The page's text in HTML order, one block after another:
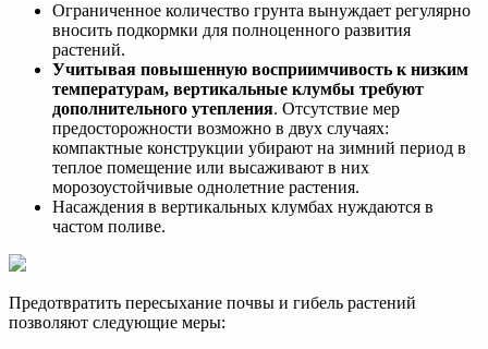
Ограниченное количество грунта вынуждает регулярно
вносить подкормки для полноценного развития
растений.
Учитывая повышенную восприимчивость к низким
температурам, вертикальные клумбы требуют
дополнительного утепления. Отсутствие мер
предосторожности возможно в двух случаях:
компактные конструкции убирают на зимний период в
теплое помещение или высаживают в них
морозоустойчивые однолетние растения.
Насаждения в вертикальных клумбах нуждаются в
частом поливе.
Предотвратить пересыхание почвы и гибель растений
позволяют следующие меры: